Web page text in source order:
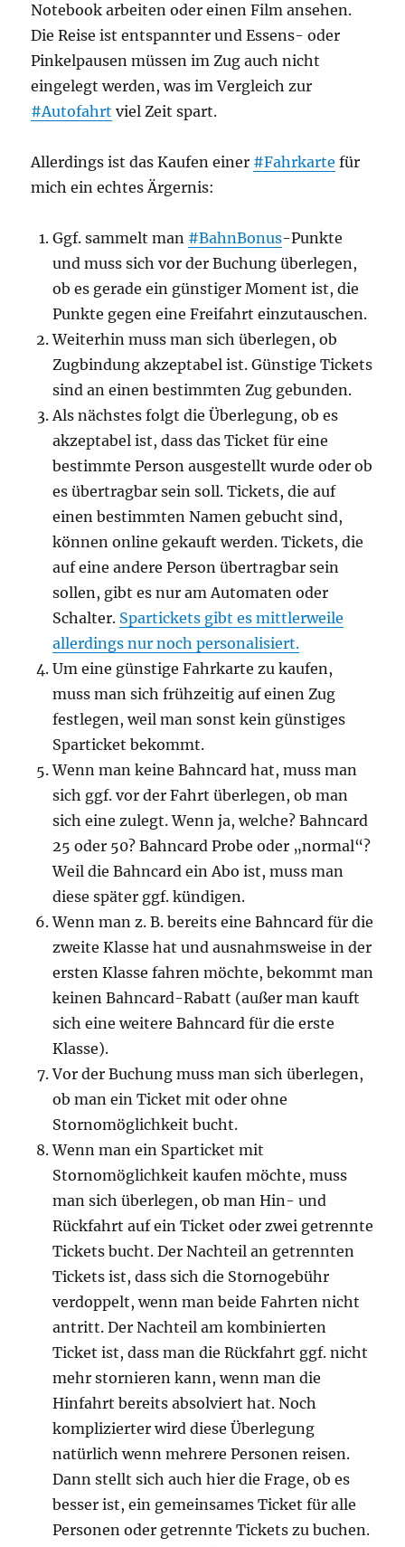
Notebook arbeiten oder einen Film ansehen.
Die Reise ist entspannter und Essens- oder
Pinkelpausen müssen im Zug auch nicht
eingelegt werden, was im Vergleich zur
#Autofahrt viel Zeit spart.
Allerdings ist das Kaufen einer #Fahrkarte für
mich ein echtes Ärgernis:
Ggf. sammelt man #BahnBonus-Punkte
und muss sich vor der Buchung überlegen,
ob es gerade ein günstiger Moment ist, die
Punkte gegen eine Freifahrt einzutauschen.
Weiterhin muss man sich überlegen, ob
Zugbindung akzeptabel ist. Günstige Tickets
sind an einen bestimmten Zug gebunden.
Als nächstes folgt die Überlegung, ob es
akzeptabel ist, dass das Ticket für eine
bestimmte Person ausgestellt wurde oder ob
es übertragbar sein soll. Tickets, die auf
einen bestimmten Namen gebucht sind,
können online gekauft werden. Tickets, die
auf eine andere Person übertragbar sein
sollen, gibt es nur am Automaten oder
Schalter. Spartickets gibt es mittlerweile
allerdings nur noch personalisiert.
Um eine günstige Fahrkarte zu kaufen,
muss man sich frühzeitig auf einen Zug
festlegen, weil man sonst kein günstiges
Sparticket bekommt.
Wenn man keine Bahncard hat, muss man
sich ggf. vor der Fahrt überlegen, ob man
sich eine zulegt. Wenn ja, welche? Bahncard
25 oder 50? Bahncard Probe oder „normal“?
Weil die Bahncard ein Abo ist, muss man
diese später ggf. kündigen.
Wenn man z. B. bereits eine Bahncard für die
zweite Klasse hat und ausnahmsweise in der
ersten Klasse fahren möchte, bekommt man
keinen Bahncard-Rabatt (außer man kauft
sich eine weitere Bahncard für die erste
Klasse).
Vor der Buchung muss man sich überlegen,
ob man ein Ticket mit oder ohne
Stornomöglichkeit bucht.
Wenn man ein Sparticket mit
Stornomöglichkeit kaufen möchte, muss
man sich überlegen, ob man Hin- und
Rückfahrt auf ein Ticket oder zwei getrennte
Tickets bucht. Der Nachteil an getrennten
Tickets ist, dass sich die Stornogebühr
verdoppelt, wenn man beide Fahrten nicht
antritt. Der Nachteil am kombinierten
Ticket ist, dass man die Rückfahrt ggf. nicht
mehr stornieren kann, wenn man die
Hinfahrt bereits absolviert hat. Noch
komplizierter wird diese Überlegung
natürlich wenn mehrere Personen reisen.
Dann stellt sich auch hier die Frage, ob es
besser ist, ein gemeinsames Ticket für alle
Personen oder getrennte Tickets zu buchen.